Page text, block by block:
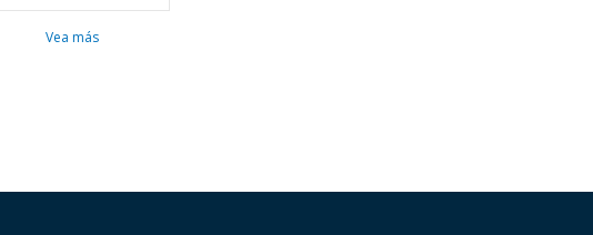
Vea más